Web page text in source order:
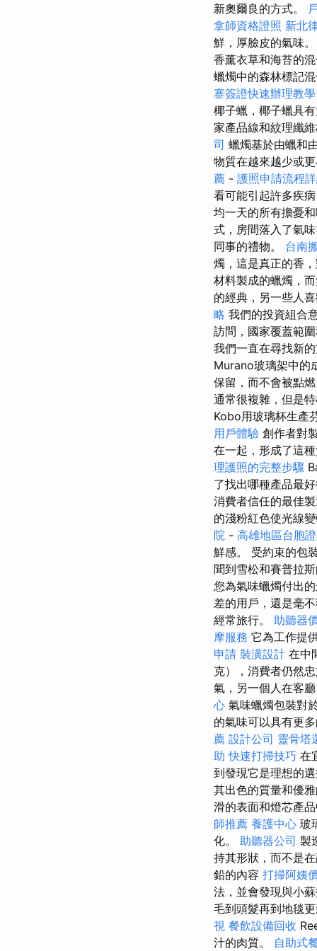
新奧爾良的方式。
拿師資格證照 新北
鮮，厚臉皮的氣味
香薰衣草和海苔的
蠟燭中的森林標記混
寨簽證快速辦理教學
椰子蠟，椰子蠟具
家產品線和紋理纖
司 蠟燭基於由蠟和
物質在越來越少或
薦 - 護照申請流程
看可能引起許多疾
均一天的所有擔憂
式，房間落入了氣
同事的禮物。 台南
燭，這是真正的香
材料製成的蠟燭，
的經典，另一些人
略 我們的投資組合
訪問，國家覆蓋範
我們一直在尋找新
Murano玻璃架中的
保留，而不會被點
通常很複雜，但是
Kobo用玻璃杯生產
用戶體驗 創作者對
在一起，形成了這
理護照的完整步驟
了找出哪種產品最
消費者信任的最佳
的淺粉紅色使光線
院 - 高雄地區台胞
鮮感。 受約束的包
聞到雪松和賽普拉
您為氣味蠟燭付出
差的用戶，還是毫
經常旅行。 助聽器
摩服務 它為工作提
申請 裝潢設計 在中
克），消費者仍然
氣，另一個人在客
心 氣味蠟燭包裝對
的氣味可以具有更
薦 設計公司 靈骨塔
助 快速打掃技巧 在
到發現它是理想的
其出色的質量和優
滑的表面和燈芯產
師推薦 養護中心 玻
化。 助聽器公司 製
持其形狀，而不是
鉛的內容 打掃阿姨
法，並會發現與小
毛到頭髮再到地毯更
視 餐飲設備回收
汁的肉質。 自助式